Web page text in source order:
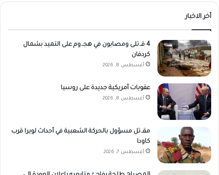
أخر الاخبار
4 قـ.تلى ومصابون في هجـ.وم على التميد بشمال
كردفان
أغسطس 8, 2026
عقوبات أمريكية جديدة على روسيا
أغسطس 8, 2026
مقـ.تل مسؤول بالحركة الشعبية في أحداث لويرا قرب
كاودا
أغسطس 7, 2026